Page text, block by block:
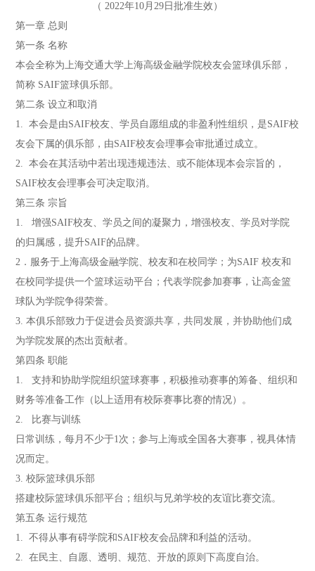
（ 2022年10月29日批准生效）
第一章 总则
第一条 名称
本会全称为上海交通大学上海高级金融学院校友会篮球俱乐部，
简称 SAIF篮球俱乐部。
第二条 设立和取消
1. 本会是由SAIF校友、学员自愿组成的非盈利性组织，是SAIF校
友会下属的俱乐部，由SAIF校友会理事会审批通过成立。
2. 本会在其活动中若出现违规违法、或不能体现本会宗旨的，
SAIF校友会理事会可决定取消。
第三条 宗旨
1. 增强SAIF校友、学员之间的凝聚力，增强校友、学员对学院
的归属感，提升SAIF的品牌。
2．服务于上海高级金融学院、校友和在校同学；为SAIF 校友和
在校同学提供一个篮球运动平台；代表学院参加赛事，让高金篮
球队为学院争得荣誉。
3. 本俱乐部致力于促进会员资源共享，共同发展，并协助他们成
为学院发展的杰出贡献者。
第四条 职能
1. 支持和协助学院组织篮球赛事，积极推动赛事的筹备、组织和
财务等准备工作（以上适用有校际赛事比赛的情况）。
2. 比赛与训练
日常训练，每月不少于1次；参与上海或全国各大赛事，视具体情
况而定。
3. 校际篮球俱乐部
搭建校际篮球俱乐部平台；组织与兄弟学校的友谊比赛交流。
第五条 运行规范
1. 不得从事有碍学院和SAIF校友会品牌和利益的活动。
2. 在民主、自愿、透明、规范、开放的原则下高度自治。